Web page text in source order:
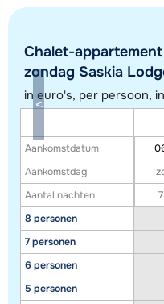
Bekijk kaart
Chalet-
zondag Saskia
in euro's, per persoon,
Aankomstdatum
Aankomstdag
Aantal nachten
8 personen
7 personen
6 personen
5 personen
7